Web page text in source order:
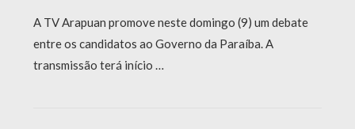
A TV Arapuan promove neste domingo (9) um debate
entre os candidatos ao Governo da Paraíba. A
transmissão terá início …